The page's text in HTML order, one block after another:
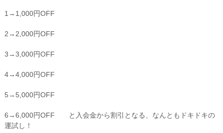
1→1,000円OFF
2→2,000円OFF
3→3,000円OFF
4→4,000円OFF
5→5,000円OFF
6→6,000円OFF と入会金から割引となる、なんともドキドキの
運試し！